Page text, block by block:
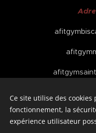
Ce site utilise des
fonctionnement, la
expérience utilisateur